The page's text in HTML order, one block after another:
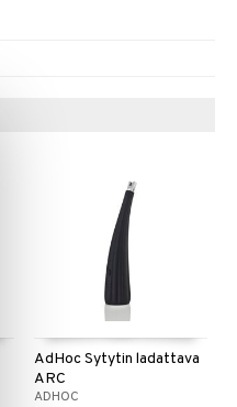
AdHoc Sytytin ladattava
ARC
ADHOC